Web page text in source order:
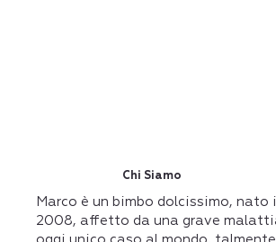
Chi Siamo
Marco è un bimbo dolcissimo, nato
2008, affetto da una grave